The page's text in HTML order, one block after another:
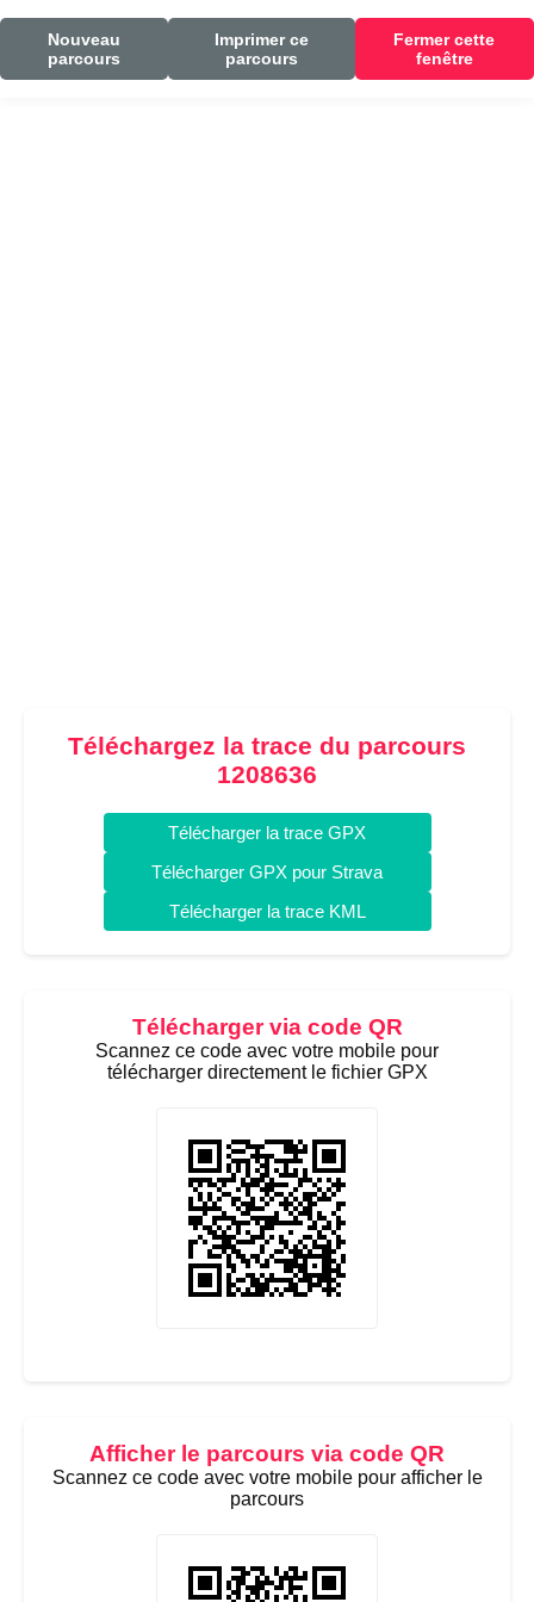
Nouveau
parcours
Imprimer ce
parcours
Fermer cette
fenêtre
Téléchargez la trace du parcours
1208636
Télécharger la trace GPX
Télécharger GPX pour Strava
Télécharger la trace KML
Télécharger via code QR
Scannez ce code avec votre mobile pour
télécharger directement le fichier GPX
Afficher le parcours via code QR
Scannez ce code avec votre mobile pour afficher le
parcours